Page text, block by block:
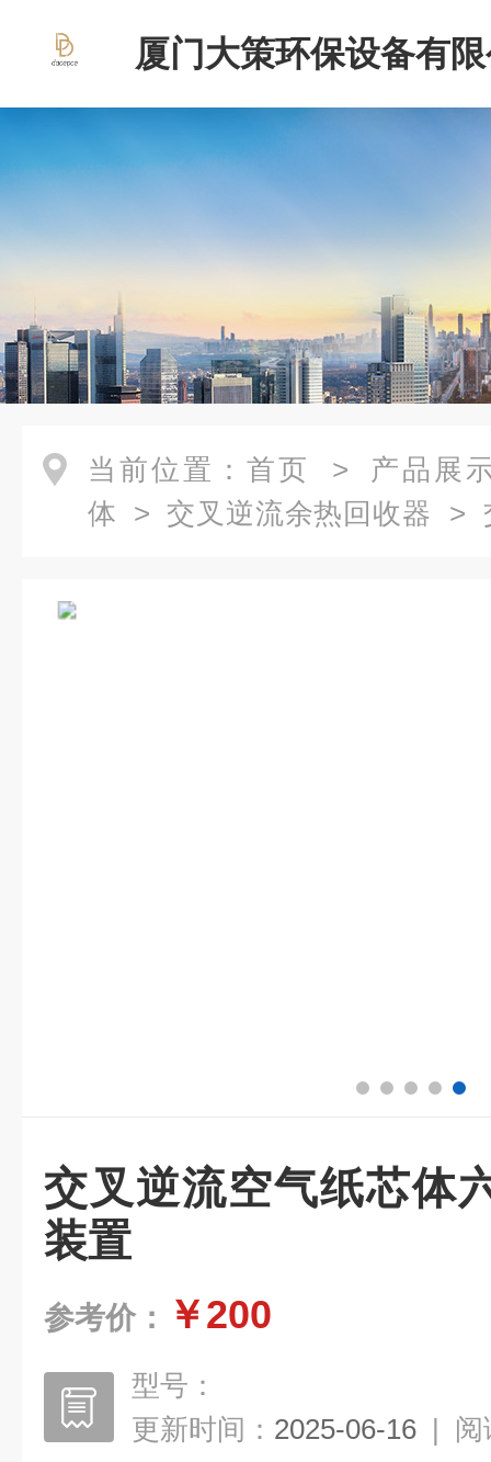
厦门大策环保设备有
当前位置： 首页 > 产品展
体 > 交叉逆流余热回收器 >
交叉逆流空气纸芯体
装置
参考价： ￥200
型号：
更新时间： 2025-06-16 | 阅